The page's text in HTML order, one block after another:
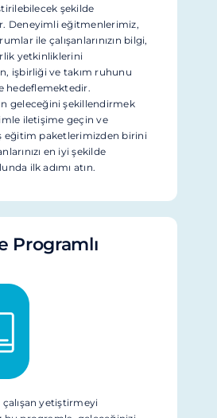
şekilde
Deneyimli eğitmenlerimiz,
ile çalışanlarınızın bilgi,
yetkinliklerini
işbirliği ve takım ruhunu
hedeflemektedir.
geleceğini şekillendirmek
iletişime geçin ve
eğitim paketlerimizden birini
en iyi şekilde
ilk adımı atın.
Programlı
yetiştirmeyi